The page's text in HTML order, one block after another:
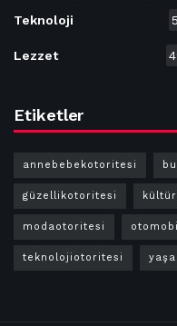
Teknoloji
Lezzet
Etiketler
annebebekotoritesi
güzellikotoritesi
modaotoritesi
teknolojiotoritesi